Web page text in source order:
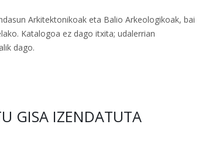
Arkitektonikoak eta Balio Arkeologikoak, bai
Katalogoa ez dago itxita; udalerrian
dago.
GISA IZENDATUTA